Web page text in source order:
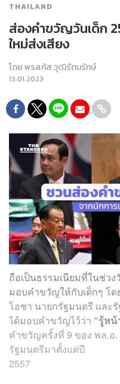
THAILAND
ส่องคำขวัญวันเด็ก
ใหม่ส่งเสียง
โดยพรลภัส วุฒิรัตนรักษ์
13.01.2023
ถือเป็นธรรมเนียมที่ในช่ว
มอบคำขวัญให้กับเด็กๆ โด
โอชา นายกรัฐมนตรี และ
ได้มอบคำขวัญไว้ว่า “รู้หน้
คำขวัญครั้งที่ 9 ของ พล.อ
รัฐมนตรีมาตั้งแต่ปี
2557